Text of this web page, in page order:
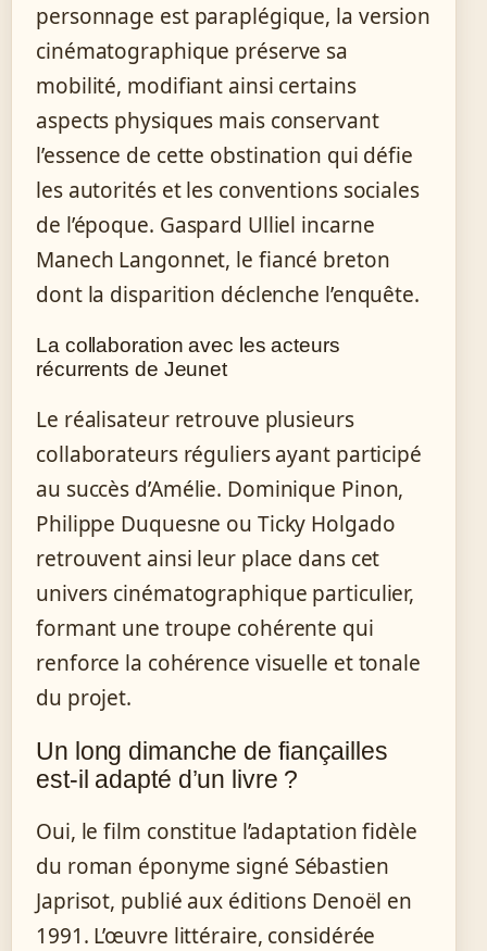
personnage est paraplégique, la version
cinématographique préserve sa
mobilité, modifiant ainsi certains
aspects physiques mais conservant
l’essence de cette obstination qui défie
les autorités et les conventions sociales
de l’époque. Gaspard Ulliel incarne
Manech Langonnet, le fiancé breton
dont la disparition déclenche l’enquête.
La collaboration avec les acteurs
récurrents de Jeunet
Le réalisateur retrouve plusieurs
collaborateurs réguliers ayant participé
au succès d’Amélie. Dominique Pinon,
Philippe Duquesne ou Ticky Holgado
retrouvent ainsi leur place dans cet
univers cinématographique particulier,
formant une troupe cohérente qui
renforce la cohérence visuelle et tonale
du projet.
Un long dimanche de fiançailles
est-il adapté d’un livre ?
Oui, le film constitue l’adaptation fidèle
du roman éponyme signé Sébastien
Japrisot, publié aux éditions Denoël en
1991. L’œuvre littéraire, considérée